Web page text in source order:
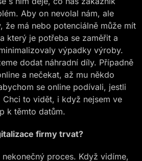
Aby on nevolal nám, ale
že má nebo potenciálně může mít
který je potřeba se zaměřit a
výpadky výroby.
dodat náhradní díly. Případně
a nečekat, až mu někdo
se online podívali, jestli
Chci to vidět, i když nejsem ve
k těmto datům.
firmy trvat?
proces. Když vidíme,